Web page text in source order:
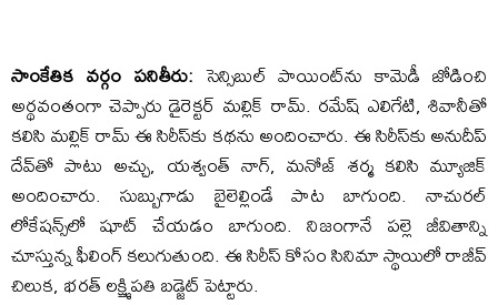
సాంకేతిక వ‌ర్గం ప‌నితీరు: సెన్సిబుల్ పాయింట్‌ను కామెడీ జోడించి
అర్థ‌వంతంగా చెప్పారు డైరెక్ట‌ర్ మ‌ల్లిక్ రామ్‌. ర‌మేష్ ఎలిగేటి, శివానీతో
క‌లిసి మ‌ల్లిక్ రామ్ ఈ సిరీస్‌కు క‌థ‌ను అందించారు. ఈ సిరీస్‌కు అనుదీప్
దేవ్‌తో పాటు అచ్చు, య‌శ్వంత్ నాగ్‌, మ‌నోజ్ శ‌ర్మ క‌లిసి మ్యూజిక్
అందించారు. సుబ్బుగాడు బైలెల్లిండే పాట బాగుంది. నాచుర‌ల్
లోకేష‌న్స్‌లో షూట్ చేయ‌డం బాగుంది. నిజంగానే ప‌ల్లె జీవితాన్ని
చూస్తున్న ఫీలింగ్ క‌లుగుతుంది. ఈ సిరీస్ కోసం సినిమా స్థాయిలో రాజీవ్
చిలుక‌, భ‌ర‌త్ ల‌క్ష్మిప‌తి బ‌డ్జెట్ పెట్టారు.